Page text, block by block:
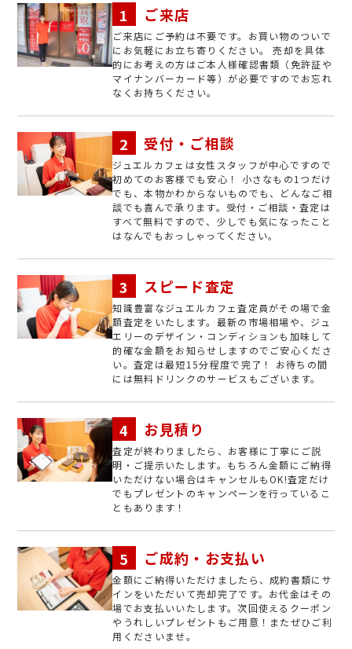
ご来店
ご来店にご予約は不要です。お買い物のついで
にお気軽にお立ち寄りください。 売却を具体
的にお考えの方はご本人様確認書類（免許証や
マイナンバーカード等）が必要ですのでお忘れ
なくお持ちください。
受付・ご相談
ジュエルカフェは女性スタッフが中心ですので
初めてのお客様でも安心！ 小さなもの1つだけ
でも、本物かわからないものでも、どんなご相
談でも喜んで承ります。受付・ご相談・査定は
すべて無料ですので、少しでも気になったこと
はなんでもおっしゃってください。
スピード査定
知識豊富なジュエルカフェ査定員がその場で金
額査定をいたします。最新の市場相場や、ジュ
エリーのデザイン・コンディションも加味して
的確な金額をお知らせしますのでご安心くださ
い。査定は最短15分程度で完了！ お待ちの間
には無料ドリンクのサービスもございます。
お見積り
査定が終わりましたら、お客様に丁寧にご説
明・ご提示いたします。もちろん金額にご納得
いただけない場合はキャンセルもOK!査定だけ
でもプレゼントのキャンペーンを行っているこ
ともあります！
ご成約・お支払い
金額にご納得いただけましたら、成約書類にサ
インをいただいて売却完了です。お代金はその
場でお支払いいたします。次回使えるクーポン
やうれしいプレゼントもご用意！またぜひご利
用くださいませ。